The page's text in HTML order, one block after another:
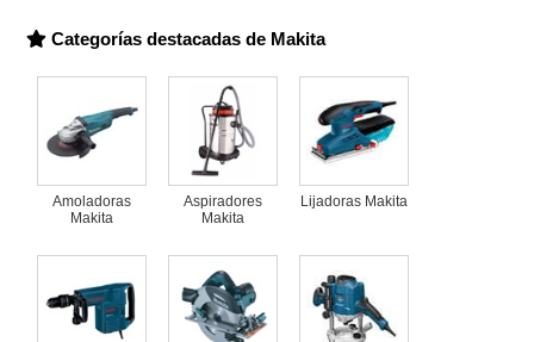
Categorías destacadas de Makita
Amoladoras
Makita
Aspiradores
Makita
Lijadoras Makita